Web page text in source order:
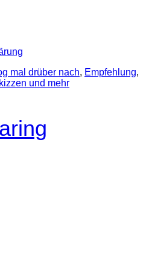
mal drüber nach, Empfehlung,
und mehr